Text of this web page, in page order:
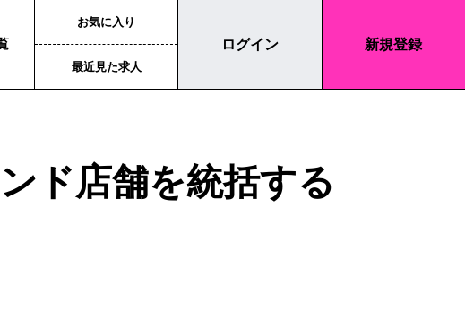
お気に入り
最近見た求人
ログイン 新規登録
ド店舗を統括する